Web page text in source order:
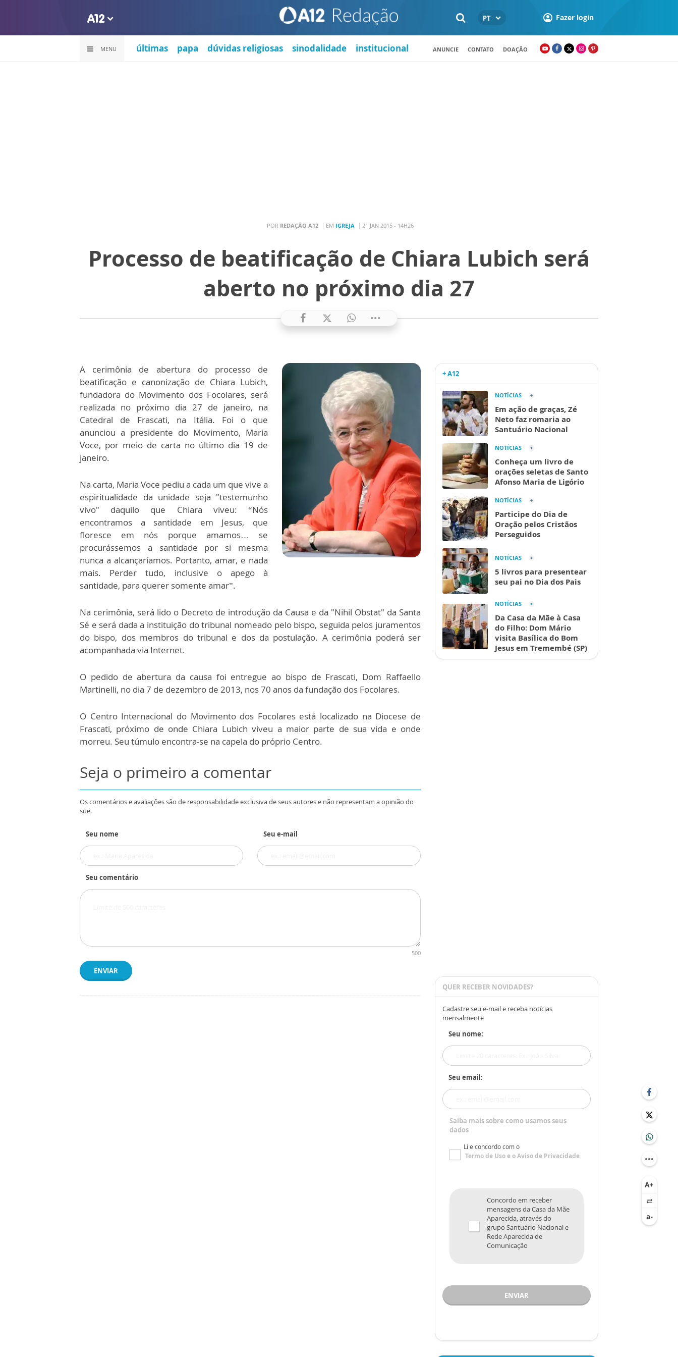
PT Fazer login
MENU últimas papa dúvidas religiosas sinodalidade institucional ANUNCIE CONTATO DOAÇÃO
POR REDAÇÃO A12 EM IGREJA 21 JAN 2015 - 14H26
Processo de beatificação de Chiara Lubich será
aberto no próximo dia 27
A cerimônia de abertura do processo de
beatificação e canonização de Chiara Lubich,
fundadora do Movimento dos Focolares, será
realizada no próximo dia 27 de janeiro, na
Catedral de Frascati, na Itália. Foi o que
anunciou a presidente do Movimento, Maria
Voce, por meio de carta no último dia 19 de
janeiro.
Na carta, Maria Voce pediu a cada um que vive a
espiritualidade da unidade seja "testemunho
vivo" daquilo que Chiara viveu: “Nós
encontramos a santidade em Jesus, que
floresce em nós porque amamos… se
procurássemos a santidade por si mesma
nunca a alcançaríamos. Portanto, amar, e nada
mais. Perder tudo, inclusive o apego à
santidade, para querer somente amar”.
Na cerimônia, será lido o Decreto de introdução da Causa e da "Nihil Obstat" da Santa
Sé e será dada a instituição do tribunal nomeado pelo bispo, seguida pelos juramentos
do bispo, dos membros do tribunal e dos da postulação. A cerimônia poderá ser
acompanhada via Internet.
O pedido de abertura da causa foi entregue ao bispo de Frascati, Dom Raffaello
Martinelli, no dia 7 de dezembro de 2013, nos 70 anos da fundação dos Focolares.
O Centro Internacional do Movimento dos Focolares está localizado na Diocese de
Frascati, próximo de onde Chiara Lubich viveu a maior parte de sua vida e onde
morreu. Seu túmulo encontra-se na capela do próprio Centro.
Seja o primeiro a comentar
Os comentários e avaliações são de responsabilidade exclusiva de seus autores e não representam a opinião do
site.
Seu nome Seu e-mail
Seu comentário
500
ENVIAR
+ A12
NOTÍCIAS
Em ação de graças, Zé
Neto faz romaria ao
Santuário Nacional
NOTÍCIAS
Conheça um livro de
orações seletas de Santo
Afonso Maria de Ligório
NOTÍCIAS
Participe do Dia de
Oração pelos Cristãos
Perseguidos
NOTÍCIAS
5 livros para presentear
seu pai no Dia dos Pais
NOTÍCIAS
Da Casa da Mãe à Casa
do Filho: Dom Mário
visita Basílica do Bom
Jesus em Tremembé (SP)
QUER RECEBER NOVIDADES?
Cadastre seu e-mail e receba notícias
mensalmente
Seu nome:
Seu email:
Saiba mais sobre como usamos seus
dados
Li e concordo com o
Termo de Usoe oAviso de Privacidade
Concordo em receber
mensagens da Casa da Mãe
Aparecida, através do
grupo Santuário Nacional e
Rede Aparecida de
Comunicação
ENVIAR